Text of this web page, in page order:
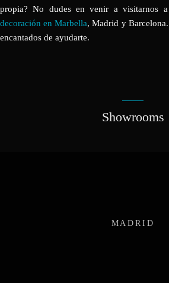
propia? No dudes en venir a visitarnos
decoración en Marbella, Madrid y
encantados de ayudarte.
Showrooms
MADRID